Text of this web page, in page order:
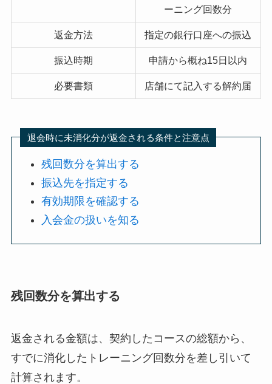
ーニング回数分
返金方法 指定の銀行口座への振込
振込時期 申請から概ね15日以内
必要書類 店舗にて記入する解約届
退会時に未消化分が返金される条件と注意点
残回数分を算出する
振込先を指定する
有効期限を確認する
入会金の扱いを知る
残回数分を算出する
返金される金額は、契約したコースの総額から、
すでに消化したトレーニング回数分を差し引いて
計算されます。